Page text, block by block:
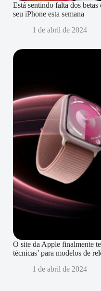
Está sentindo falta dos
seu iPhone esta semana
1 de abril de 2024
O site da Apple finalmente
técnicas’ para modelos de
1 de abril de 2024